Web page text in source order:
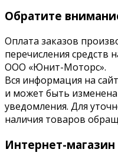
Обратите
Оплата заказов
перечисления средств
ООО «Юнит-Моторс».
Вся информация на
и может быть
уведомления. Для
наличия товаров
Интернет-магазин